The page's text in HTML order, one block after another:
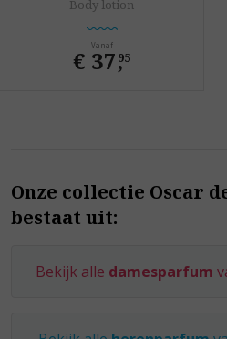
Body lotion
Vanaf
€ 37,
95
Onze collectie Oscar
bestaat uit:
Bekijk alle damesparfum